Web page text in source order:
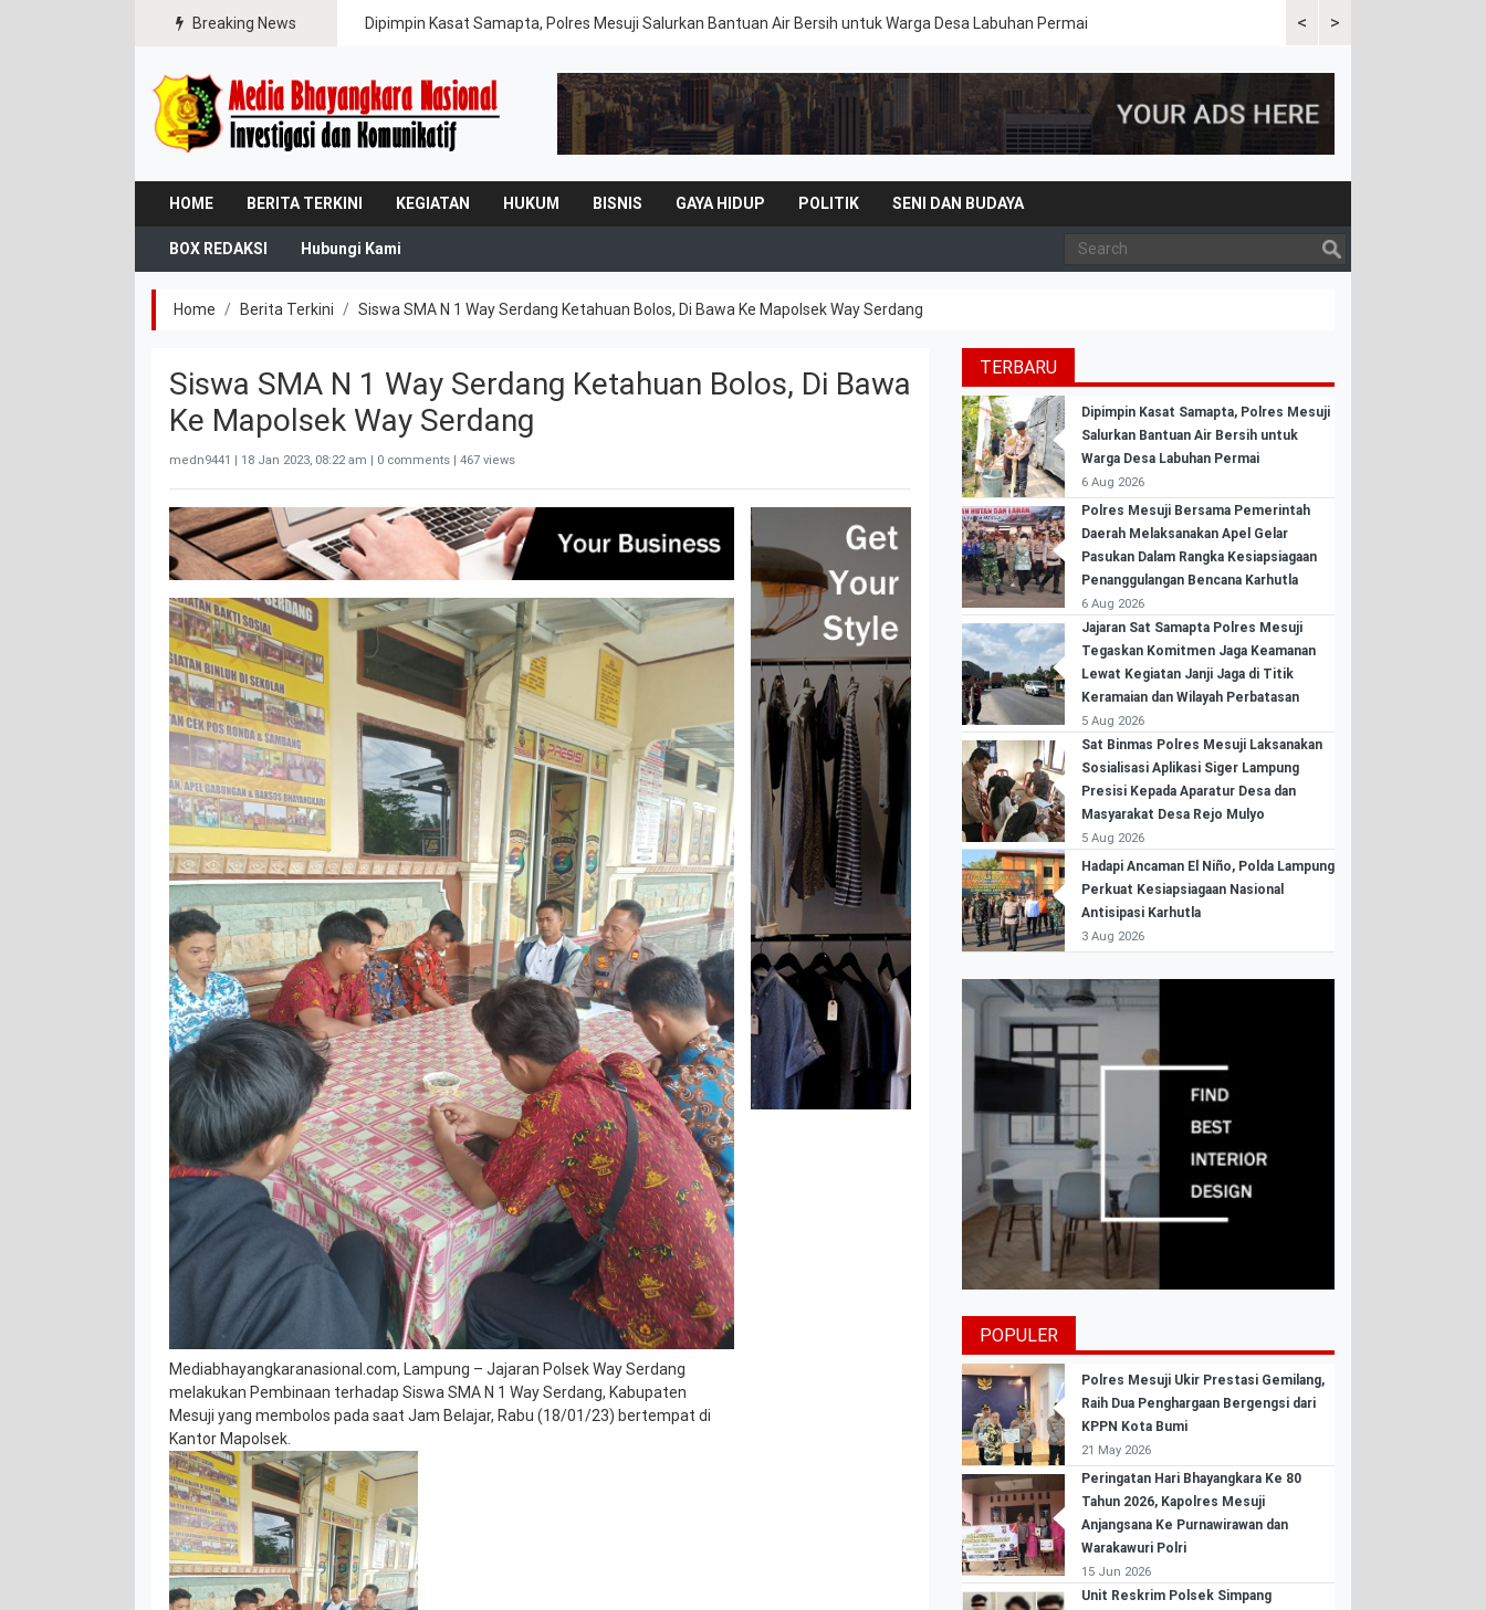
Breaking News <
Dipimpin Kasat Samapta, Polres Mesuji Salurkan Bantuan Air Bersih untuk Warga Desa Labuhan Permai
Polres Mesuji Bersama
>
HOME BERITA TERKINI KEGIATAN HUKUM BISNIS GAYA HIDUP POLITIK SENI DAN BUDAYA
BOX REDAKSI Hubungi Kami
Home Berita Terkini Siswa SMA N 1 Way Serdang Ketahuan Bolos, Di Bawa Ke Mapolsek Way Serdang
Siswa SMA N 1 Way Serdang Ketahuan Bolos, Di Bawa
Ke Mapolsek Way Serdang
medn9441 | 18 Jan 2023, 08:22 am | 0 comments | 467 views
Mediabhayangkaranasional.com, Lampung – Jajaran Polsek Way Serdang
melakukan Pembinaan terhadap Siswa SMA N 1 Way Serdang, Kabupaten
Mesuji yang membolos pada saat Jam Belajar, Rabu (18/01/23) bertempat di
Kantor Mapolsek.
TERBARU
Dipimpin Kasat Samapta, Polres Mesuji
Salurkan Bantuan Air Bersih untuk
Warga Desa Labuhan Permai
6 Aug 2026
Polres Mesuji Bersama Pemerintah
Daerah Melaksanakan Apel Gelar
Pasukan Dalam Rangka Kesiapsiagaan
Penanggulangan Bencana Karhutla
6 Aug 2026
Jajaran Sat Samapta Polres Mesuji
Tegaskan Komitmen Jaga Keamanan
Lewat Kegiatan Janji Jaga di Titik
Keramaian dan Wilayah Perbatasan
5 Aug 2026
Sat Binmas Polres Mesuji Laksanakan
Sosialisasi Aplikasi Siger Lampung
Presisi Kepada Aparatur Desa dan
Masyarakat Desa Rejo Mulyo
5 Aug 2026
Hadapi Ancaman El Niño, Polda Lampung
Perkuat Kesiapsiagaan Nasional
Antisipasi Karhutla
3 Aug 2026
POPULER
Polres Mesuji Ukir Prestasi Gemilang,
Raih Dua Penghargaan Bergengsi dari
KPPN Kota Bumi
21 May 2026
Peringatan Hari Bhayangkara Ke 80
Tahun 2026, Kapolres Mesuji
Anjangsana Ke Purnawirawan dan
Warakawuri Polri
15 Jun 2026
Unit Reskrim Polsek Simpang